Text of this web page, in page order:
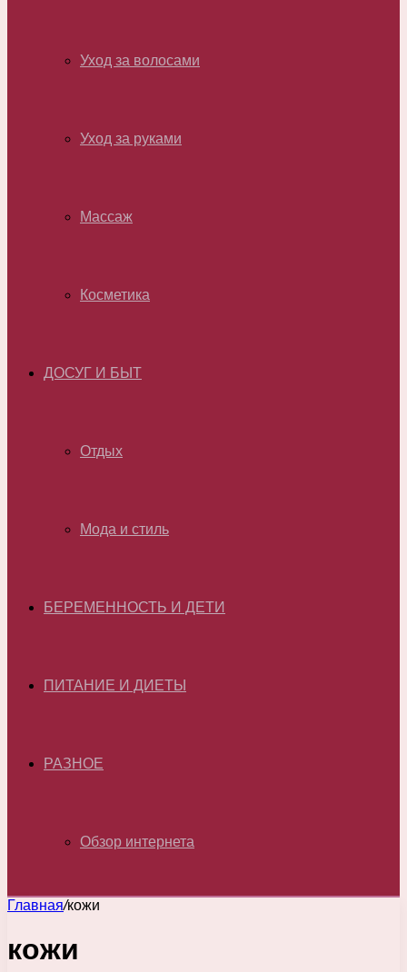
Уход за волосами
Уход за руками
Массаж
Косметика
ДОСУГ И БЫТ
Отдых
Мода и стиль
БЕРЕМЕННОСТЬ И ДЕТИ
ПИТАНИЕ И ДИЕТЫ
РАЗНОЕ
Обзор интернета
Главная/кожи
кожи